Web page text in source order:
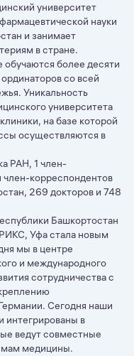
университет
науки
и занимает
в стране.
обучаются более десяти
со всей
Уникальность
университета
на базе которой
осуществляются в
РАН, 1 член-
член-корреспондентов
269 докторов и 748
Башкортостан
Уфа стала новым
мы в центре
и международного
сотрудничества с
Сегодня наши
интегрированы в
ведут совместные
медицины.